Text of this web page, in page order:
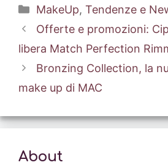
Categorie
MakeUp, Tendenze e
Offerte e promozioni:
libera Match Perfection
Bronzing Collection, la
make up di MAC
About